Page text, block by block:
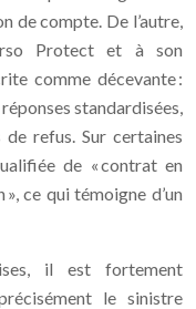
de compte. De l’autre,
Protect et à son
comme décevante :
standardisées,
refus. Sur certaines
de « contrat en
ce qui témoigne d’un
il est fortement
le sinistre